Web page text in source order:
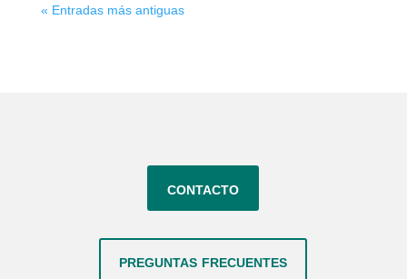
« Entradas más antiguas
contacto
preguntas frecuentes